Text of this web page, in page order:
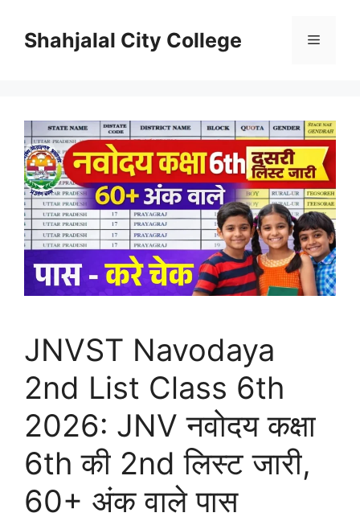
Shahjalal City College Menu
JNVST Navodaya
2nd List Class 6th
2026: JNV नवोदय कक्षा
6th की 2nd लिस्ट जारी,
60+ अंक वाले पास